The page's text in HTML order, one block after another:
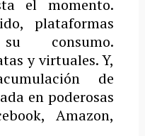
el momento.
plataformas
consumo.
y virtuales. Y,
de
en poderosas
Amazon,